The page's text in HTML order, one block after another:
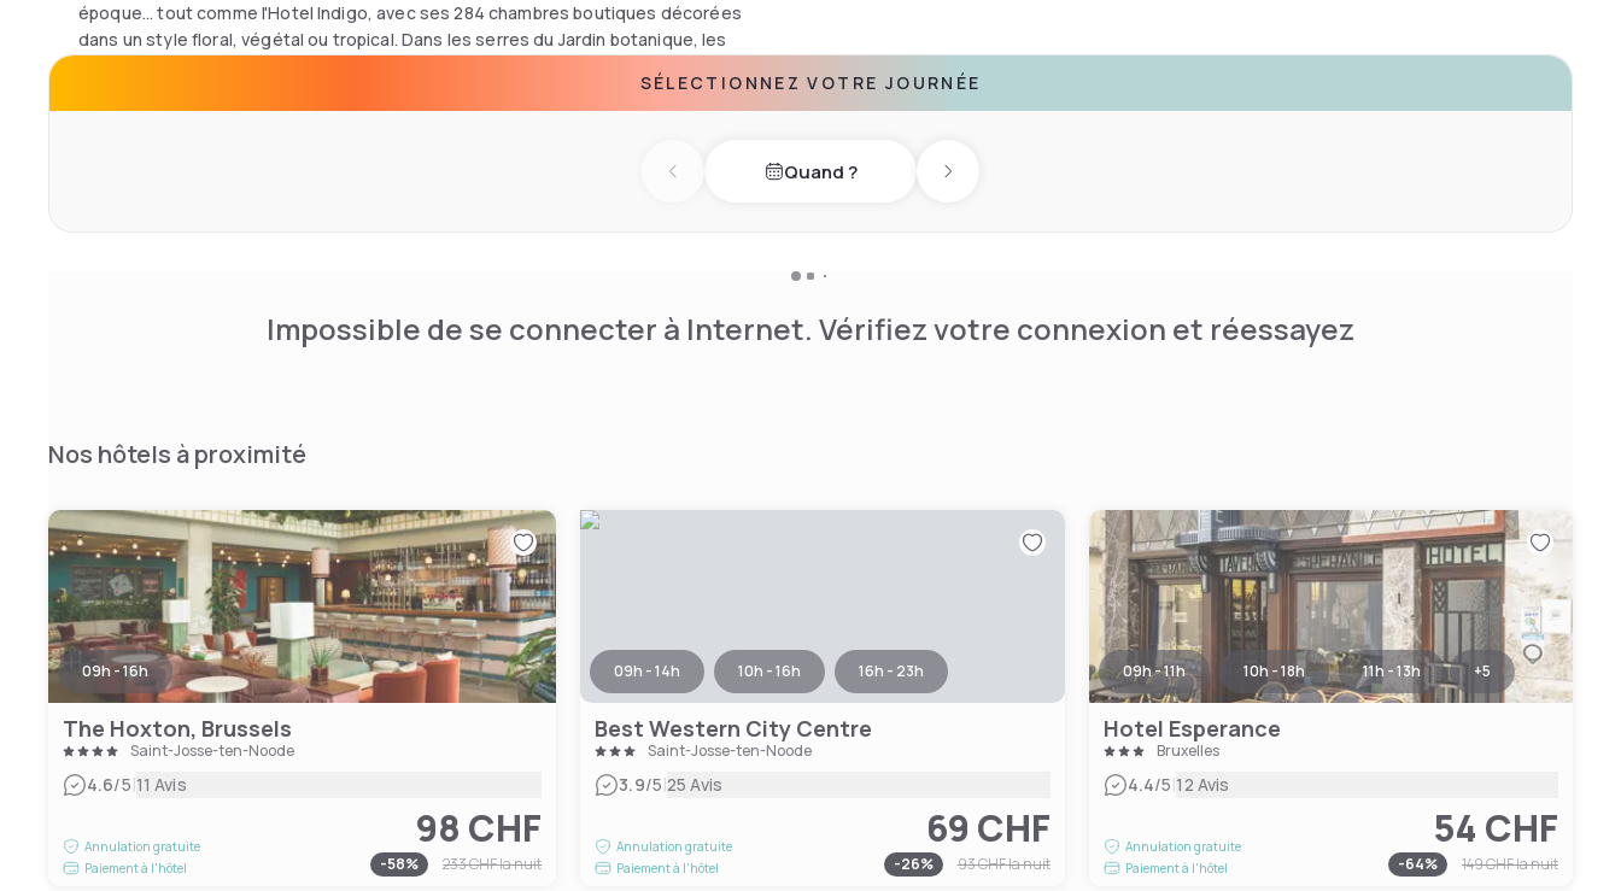
époque... tout comme l'Hotel Indigo, avec ses 284 chambres boutiques décorées
dans un style floral, végétal ou tropical. Dans les serres du Jardin botanique, les
quartier garde encore un lien avec la science grâce au Conseil européen de la
Recherche, juste à côté. L'Hotel Indigo est à l'image de cette fusion entre
SÉLECTIONNEZ VOTRE JOURNÉE
Previous dayQuand ? Next day
Impossible de se connecter à Internet. Vérifiez votre connexion et réessayez
Nos hôtels à proximité
09h - 16h
The Hoxton, Brussels
Saint-Josse-ten-Noode
4.6/5|11 Avis
Annulation gratuite
Paiement à l'hôtel
98 CHF
-58% 233 CHFla nuit
09h - 14h 10h - 16h 16h - 23h
Best Western City Centre
Saint-Josse-ten-Noode
3.9/5|25 Avis
Annulation gratuite
Paiement à l'hôtel
69 CHF
-26% 93 CHFla nuit
09h - 11h 10h - 18h 11h - 13h +5
Hotel Esperance
Bruxelles
4.4/5|12 Avis
Annulation gratuite
Paiement à l'hôtel
54 CHF
-64% 149 CHFla nuit